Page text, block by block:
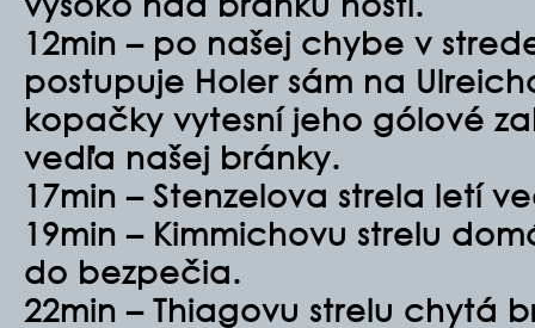
12min – po našej chybe v
postupuje Holer sám na
kopačky vytesní jeho gólové
vedľa našej bránky.
17min – Stenzelova strela letí
19min – Kimmichovu strelu
do bezpečia.
22min – Thiagovu strelu chytá